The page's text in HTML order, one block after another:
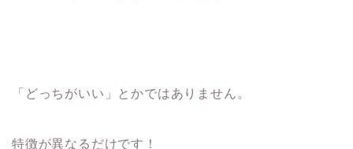
「どっちがいい」とかではありません。
特徴が異なるだけです！